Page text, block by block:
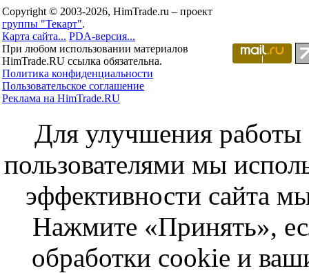
Copyright © 2003-2026, HimTrade.ru – проект
группы "Текарт".
Карта сайта... PDA-версия...
При любом использовании материалов
HimTrade.RU ссылка обязательна.
Политика конфиденциальности
Пользовательское соглашение
Реклама на HimTrade.RU
Для улучшения работы
пользователями мы
эффективности сайта
Нажмите «Принять»,
обработки cookie и